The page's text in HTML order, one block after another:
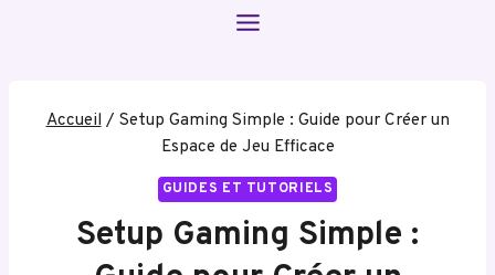
Accueil / Setup Gaming Simple : Guide pour Créer un
Espace de Jeu Efficace
GUIDES ET TUTORIELS
Setup Gaming Simple :